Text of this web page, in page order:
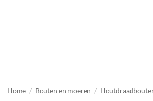
Home / Bouten en moeren /